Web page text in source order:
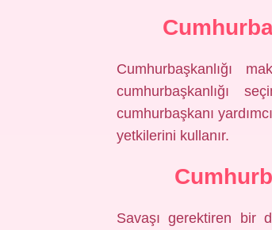
Cumhurbaşkanlığı
cumhurbaşkanlığı
cumhurbaşkanı
yetkilerini kullanır.
Savaşı gerektiren bir